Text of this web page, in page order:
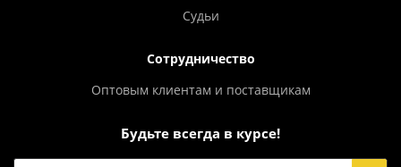
Судьи
Сотрудничество
Оптовым клиентам и поставщикам
Будьте всегда в курсе!